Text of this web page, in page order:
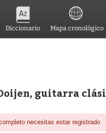
Diccionario Mapa cronológico
guitarra
necesitas estar registrado